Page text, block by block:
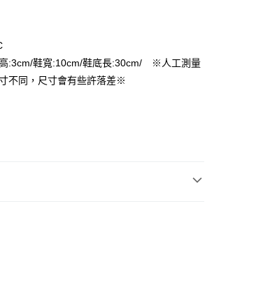
付」】
收到商品之後才付款」的支付方式。 讓您購物簡單
員、不需綁卡、不需儲值。
碼，簡訊認證，即可結帳。
結帳流程】
訊認證並確認金額後，即可完成結帳。
您將收到繳費通知簡訊。
經商家同意取消之訂單仍視為有效，需透過AFTEE
需取消欲退款等相關疑問，請聯繫「AFTEE先享後
:3cm/鞋寬:10cm/鞋底長:30cm/ ※人工測量
不同，尺寸會有些許落差※